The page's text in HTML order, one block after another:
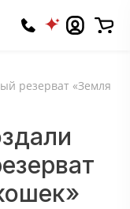
резерват «Земля